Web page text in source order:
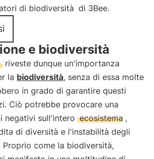
di biodiversità di 3Bee.
e biodiversità
riveste dunque un'importanza
la biodiversità, senza di essa molte
in grado di garantire questi
Ciò potrebbe provocare una
negativi sull'intero ecosistema ,
di diversità e l'instabilità degli
Proprio come la biodiversità,